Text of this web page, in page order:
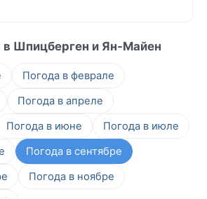
Шпицберген и Ян-Майен
Погода в феврале
Погода в апреле
Погода в июне
Погода в июле
Погода в сентябре
Погода в ноябре